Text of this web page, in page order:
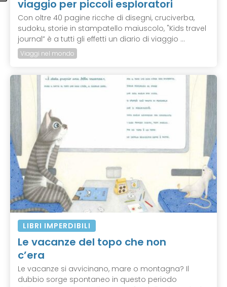
viaggio per piccoli esploratori
Con oltre 40 pagine ricche di disegni, cruciverba,
sudoku, storie in stampatello maiuscolo, "Kids travel
journal” è a tutti gli effetti un diario di viaggio ...
Viaggi nel mondo
LIBRI IMPERDIBILI
Le vacanze del topo che non
c’era
Le vacanze si avvicinano, mare o montagna? Il
dubbio sorge spontaneo in questo periodo